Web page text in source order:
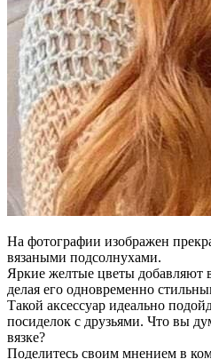
На фотографии изображен
вязаными подсолнухами.
Яркие желтые цветы добавляют
делая его одновременно
Такой аксессуар идеально
посиделок с друзьями. Что вы
вязке?
Поделитесь своим мнением в